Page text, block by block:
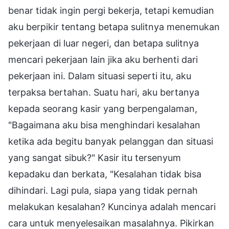
benar tidak ingin pergi bekerja, tetapi kemudian
aku berpikir tentang betapa sulitnya menemukan
pekerjaan di luar negeri, dan betapa sulitnya
mencari pekerjaan lain jika aku berhenti dari
pekerjaan ini. Dalam situasi seperti itu, aku
terpaksa bertahan. Suatu hari, aku bertanya
kepada seorang kasir yang berpengalaman,
"Bagaimana aku bisa menghindari kesalahan
ketika ada begitu banyak pelanggan dan situasi
yang sangat sibuk?" Kasir itu tersenyum
kepadaku dan berkata, "Kesalahan tidak bisa
dihindari. Lagi pula, siapa yang tidak pernah
melakukan kesalahan? Kuncinya adalah mencari
cara untuk menyelesaikan masalahnya. Pikirkan